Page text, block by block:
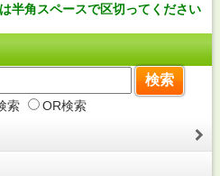
半角スペースで区切ってください
索 OR検索